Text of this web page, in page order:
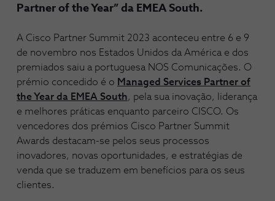
Partner of the Year” da EMEA South.
A Cisco Partner Summit 2023 aconteceu entre 6 e 9
de novembro nos Estados Unidos da América e dos
premiados saiu a portuguesa NOS Comunicações. O
prémio concedido é o Managed Services Partner of
the Year da EMEA South, pela sua inovação, liderança
e melhores práticas enquanto parceiro CISCO. Os
vencedores dos prémios Cisco Partner Summit
Awards destacam-se pelos seus processos
inovadores, novas oportunidades, e estratégias de
venda que se traduzem em benefícios para os seus
clientes.